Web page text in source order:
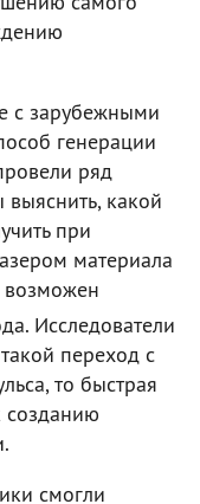
с зарубежными
генерации
ряд
выяснить, какой
при
материала
возможен
Исследователи
переход с
то быстрая
созданию
смогли